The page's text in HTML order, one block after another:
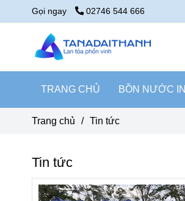
Gọi ngay 02746 544 666
TRANG CHỦ BỒN NƯỚC
Trang chủ / Tin tức
Tin tức